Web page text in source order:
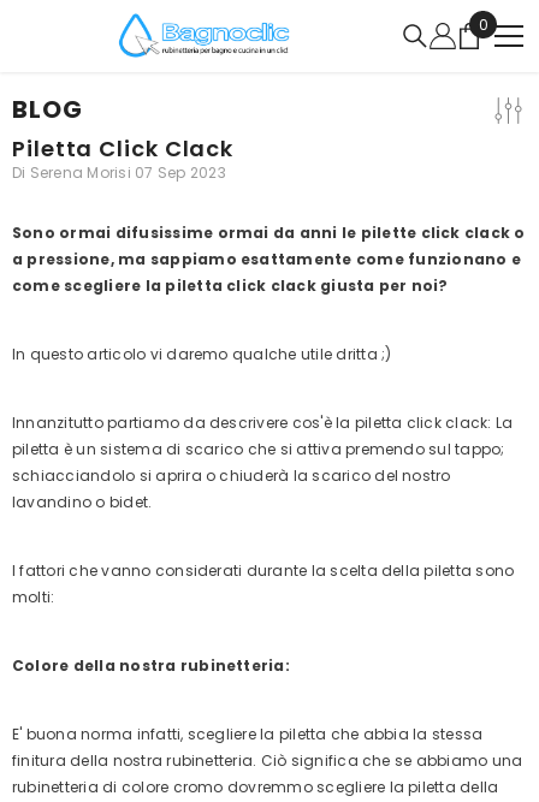
0
0
articoli
BLOG
Piletta Click Clack
Di Serena Morisi 07 Sep 2023
Sono ormai difusissime ormai da anni le pilette click clack o
a pressione, ma sappiamo esattamente come funzionano e
come scegliere la piletta click clack giusta per noi?
In questo articolo vi daremo qualche utile dritta ;)
Innanzitutto partiamo da descrivere cos'è la piletta click clack: La
piletta è un sistema di scarico che si attiva premendo sul tappo;
schiacciandolo si aprira o chiuderà la scarico del nostro
lavandino o bidet.
I fattori che vanno considerati durante la scelta della piletta sono
molti:
Colore della nostra rubinetteria:
E' buona norma infatti, scegliere la piletta che abbia la stessa
finitura della nostra rubinetteria. Ciò significa che se abbiamo una
rubinetteria di colore cromo dovremmo scegliere la piletta della